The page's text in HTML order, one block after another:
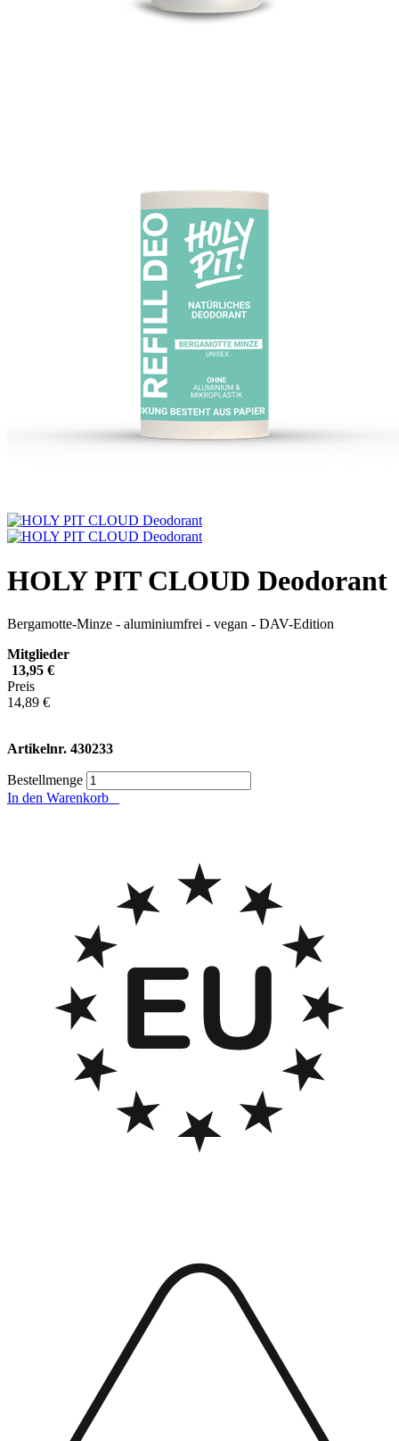
HOLY PIT CLOUD Deodorant
Bergamotte-Minze - aluminiumfrei - vegan - DAV-Edition
Mitglieder
13,95 €
Preis
14,89 €
Artikelnr. 430233
Bestellmenge
In den Warenkorb